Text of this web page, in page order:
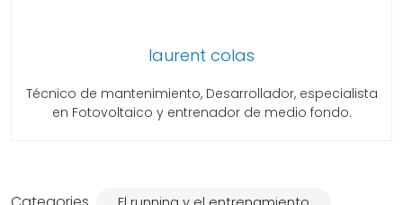
laurent colas
Técnico de mantenimiento, Desarrollador, especialista
en Fotovoltaico y entrenador de medio fondo.